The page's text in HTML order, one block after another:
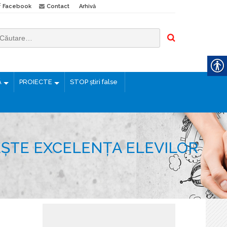
Facebook Contact Arhivă
PROIECTE STOP știri false
EXCELENȚA ELEVILOR